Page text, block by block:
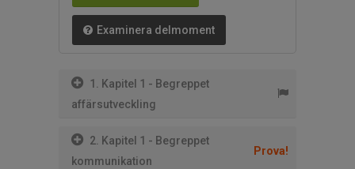
Examinera delmoment
1. Kapitel 1 - Begreppet
affärsutveckling
2. Kapitel 1 - Begreppet
kommunikation
Prova!